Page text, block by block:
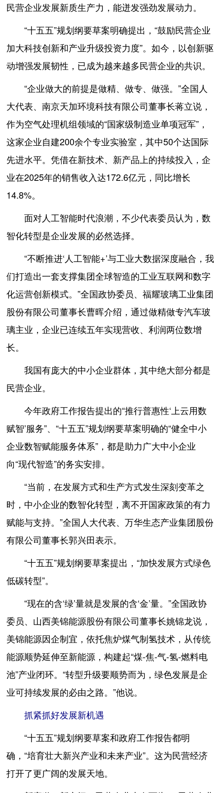
民营企业发展新质生产力，能迸发强劲发展动力。
“十五五”规划纲要草案明确提出，“鼓励民营企业
加大科技创新和产业升级投资力度”。如今，以创新驱
动增强发展韧性，已成为越来越多民营企业的共识。
“企业做大的前提是做精、做专、做强。”全国人
大代表、南京天加环境科技有限公司董事长蒋立说，
作为空气处理机组领域的“国家级制造业单项冠军”，
这家企业自建200余个专业实验室，其中50个达国际
先进水平。凭借在新技术、新产品上的持续投入，企
业在2025年的销售收入达172.6亿元，同比增长
14.8%。
面对人工智能时代浪潮，不少代表委员认为，数
智化转型是企业发展的必然选择。
“不断推进‘人工智能+’与工业大数据深度融合，我
们打造出一套支撑集团全球智造的工业互联网和数字
化运营创新模式。”全国政协委员、福耀玻璃工业集团
股份有限公司董事长曹晖介绍，通过做精做专汽车玻
璃主业，企业已连续五年实现营收、利润两位数增
长。
我国有庞大的中小企业群体，其中绝大部分都是
民营企业。
今年政府工作报告提出的“推行普惠性‘上云用数
赋智’服务”、“十五五”规划纲要草案明确的“健全中小
企业数智赋能服务体系”，都是助力广大中小企业
向“现代智造”的务实安排。
“当前，在发展方式和生产方式发生深刻变革之
时，中小企业的数智化转型，离不开国家政策的有力
赋能与支持。”全国人大代表、万华生态产业集团股份
有限公司董事长郭兴田表示。
“十五五”规划纲要草案提出，“加快发展方式绿色
低碳转型”。
“现在的含‘绿’量就是发展的含‘金’量。”全国政协
委员、山西美锦能源股份有限公司董事长姚锦龙说，
美锦能源因企制宜，依托焦炉煤气制氢技术，从传统
能源顺势延伸至新能源，构建起“煤-焦-气-氢-燃料电
池”产业闭环。“转型升级要顺势而为，绿色发展是企
业可持续发展的必由之路。”他说。
抓紧抓好发展新机遇
“十五五”规划纲要草案和政府工作报告都明
确，“培育壮大新兴产业和未来产业”。这为民营经济
打开了更广阔的发展天地。